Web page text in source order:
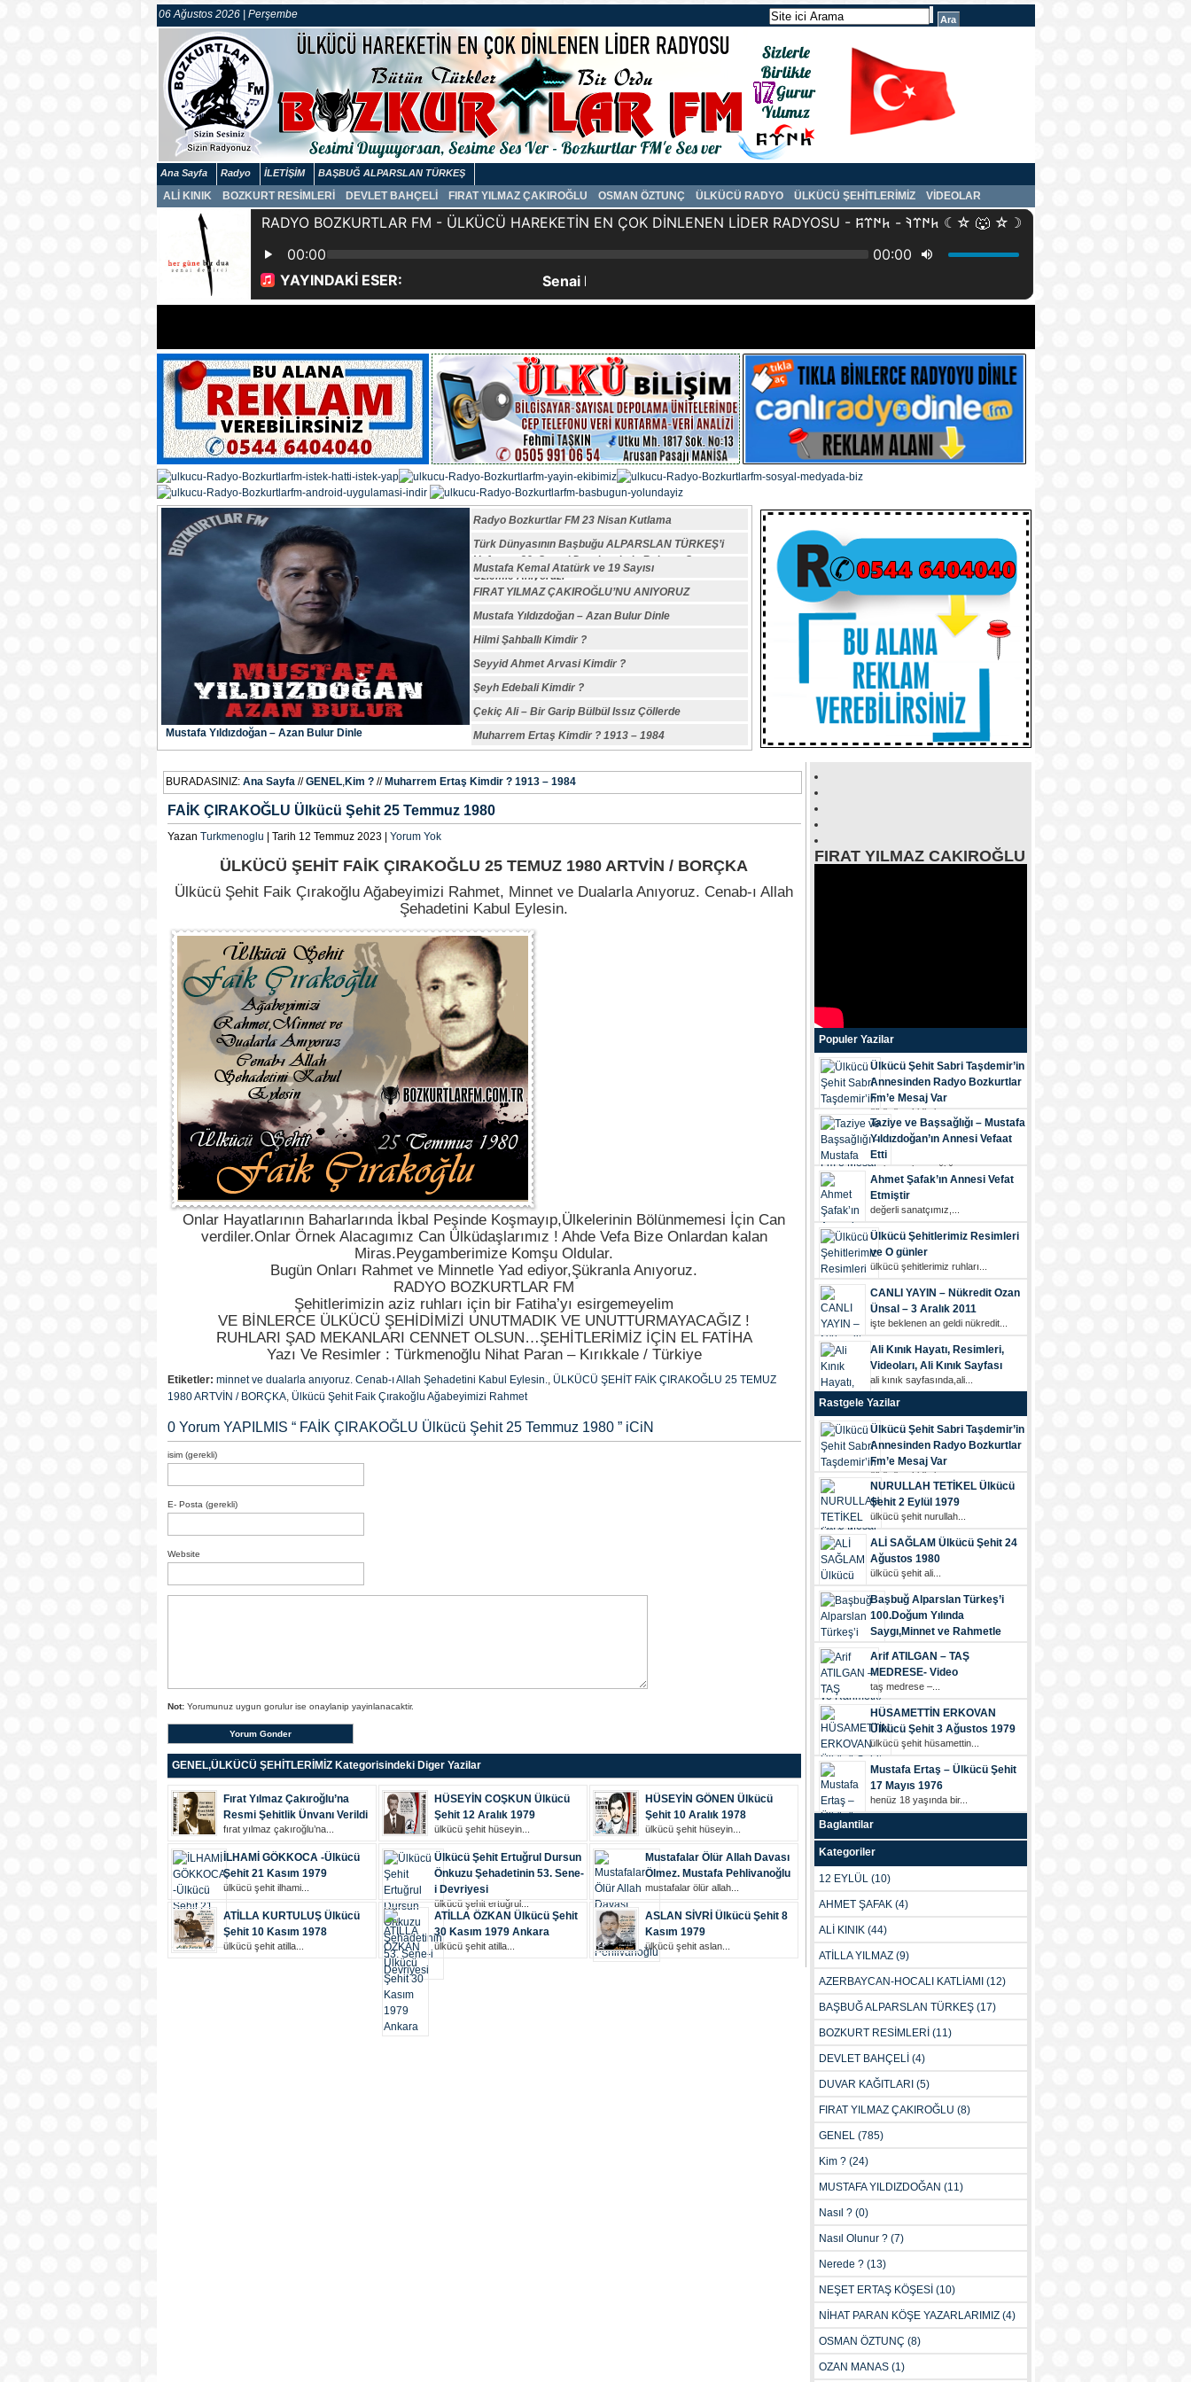
06 Ağustos 2026 | Perşembe
Ana Sayfa Radyo İLETİŞİM BAŞBUĞ ALPARSLAN TÜRKEŞ
ALİ KINIK BOZKURT RESİMLERİ DEVLET BAHÇELİ FIRAT YILMAZ ÇAKIROĞLU OSMAN ÖZTUNÇ ÜLKÜCÜ RADYO ÜLKÜCÜ ŞEHİTLERİMİZ VİDEOLAR
Mustafa Yıldızdoğan – Azan Bulur Dinle
Radyo Bozkurtlar FM 23 Nisan Kutlama
Türk Dünyasının Başbuğu ALPARSLAN TÜRKEŞ’i
Vefatının 29. Sene-i Devriyesinde Rahmet,Saygı ve
Özlemle Anıyoruz.
Mustafa Kemal Atatürk ve 19 Sayısı
FIRAT YILMAZ ÇAKIROĞLU’NU ANIYORUZ
Mustafa Yıldızdoğan – Azan Bulur Dinle
Hilmi Şahballı Kimdir ?
Seyyid Ahmet Arvasi Kimdir ?
Şeyh Edebali Kimdir ?
Çekiç Ali – Bir Garip Bülbül Issız Çöllerde
Muharrem Ertaş Kimdir ? 1913 – 1984
BURADASINIZ:Ana Sayfa //GENEL,Kim ?// Muharrem Ertaş Kimdir ? 1913 – 1984
FAİK ÇIRAKOĞLU Ülkücü Şehit 25 Temmuz 1980
Yazan Turkmenoglu | Tarih 12 Temmuz 2023 | Yorum Yok
ÜLKÜCÜ ŞEHİT FAİK ÇIRAKOĞLU 25 TEMUZ 1980 ARTVİN / BORÇKA
Ülkücü Şehit Faik Çırakoğlu Ağabeyimizi Rahmet, Minnet ve Dualarla Anıyoruz. Cenab-ı Allah
Şehadetini Kabul Eylesin.
Onlar Hayatlarının Baharlarında İkbal Peşinde Koşmayıp,Ülkelerinin Bölünmemesi İçin Can
verdiler.Onlar Örnek Alacagımız Can Ülküdaşlarımız ! Ahde Vefa Bize Onlardan kalan
Miras.Peygamberimize Komşu Oldular.
Bugün Onları Rahmet ve Minnetle Yad ediyor,Şükranla Anıyoruz.
RADYO BOZKURTLAR FM
Şehitlerimizin aziz ruhları için bir Fatiha’yı esirgemeyelim
VE BİNLERCE ÜLKÜCÜ ŞEHİDİMİZİ UNUTMADIK VE UNUTTURMAYACAĞIZ !
RUHLARI ŞAD MEKANLARI CENNET OLSUN…ŞEHİTLERİMİZ İÇİN EL FATİHA
Yazı Ve Resimler : Türkmenoğlu Nihat Paran – Kırıkkale / Türkiye
Etiketler: minnet ve dualarla anıyoruz. Cenab-ı Allah Şehadetini Kabul Eylesin., ÜLKÜCÜ ŞEHİT FAİK ÇIRAKOĞLU 25 TEMUZ
1980 ARTVİN / BORÇKA, Ülkücü Şehit Faik Çırakoğlu Ağabeyimizi Rahmet
0 Yorum YAPILMIS “FAİK ÇIRAKOĞLU Ülkücü Şehit 25 Temmuz 1980” iCiN
isim (gerekli)
E- Posta (gerekli)
Website
Not:Yorumunuz uygun gorulur ise onaylanip yayinlanacaktir.
GENEL,ÜLKÜCÜ ŞEHİTLERİMİZKategorisindeki Diger Yazilar
Fırat Yılmaz Çakıroğlu’na
Resmi Şehitlik Ünvanı Verildi
fırat yılmaz çakıroğlu’na...
HÜSEYİN COŞKUN Ülkücü
Şehit 12 Aralık 1979
ülkücü şehi̇t hüseyi̇n...
HÜSEYİN GÖNEN Ülkücü
Şehit 10 Aralık 1978
ülkücü şehi̇t hüseyi̇n...
İLHAMİ GÖKKOCA -Ülkücü
Şehit 21 Kasım 1979
ülkücü şehi̇t i̇lhami̇...
Ülkücü Şehit Ertuğrul Dursun
Önkuzu Şehadetinin 53. Sene-
i Devriyesi
ülkücü şehi̇t ertuğrul...
Mustafalar Ölür Allah Davası
Ölmez. Mustafa Pehlivanoğlu
mustafalar ölür allah...
ATİLLA KURTULUŞ Ülkücü
Şehit 10 Kasım 1978
ülkücü şehi̇t ati̇lla...
ATİLLA ÖZKAN Ülkücü Şehit
30 Kasım 1979 Ankara
ülkücü şehi̇t ati̇lla...
ASLAN SİVRİ Ülkücü Şehit 8
Kasım 1979
ülkücü şehi̇t aslan...
FIRAT YILMAZ CAKIROĞLU
Populer Yazilar
Ülkücü Şehit Sabri Taşdemir’in
Annesinden Radyo Bozkurtlar
Fm’e Mesaj Var
ülkücü şehi̇di̇mi̇z...
Taziye ve Başsağlığı – Mustafa
Yıldızdoğan’ın Annesi Vefaat
Etti
tazi̇ye ve başsağliği...
Ahmet Şafak’ın Annesi Vefat
Etmiştir
değerli sanatçımız,...
Ülkücü Şehitlerimiz Resimleri
ve O günler
ülkücü şehi̇tleri̇mi̇z ruhları...
CANLI YAYIN – Nükredit Ozan
Ünsal – 3 Aralık 2011
i̇şte beklenen an geldi̇ nükredi̇t...
Ali Kınık Hayatı, Resimleri,
Videoları, Ali Kınık Sayfası
ali kınık sayfasında,ali...
Rastgele Yazilar
Ülkücü Şehit Sabri Taşdemir’in
Annesinden Radyo Bozkurtlar
Fm’e Mesaj Var
ülkücü şehi̇di̇mi̇z...
NURULLAH TETİKEL Ülkücü
Şehit 2 Eylül 1979
ülkücü şehi̇t nurullah...
ALİ SAĞLAM Ülkücü Şehit 24
Ağustos 1980
ülkücü şehi̇t ali̇...
Başbuğ Alparslan Türkeş’i
100.Doğum Yılında
Saygı,Minnet ve Rahmetle
başbuğ alparslan türkeş’i...
Arif ATILGAN – TAŞ
MEDRESE- Video
taş medrese –...
HÜSAMETTİN ERKOVAN
Ülkücü Şehit 3 Ağustos 1979
ülkücü şehi̇t hüsametti̇n...
Mustafa Ertaş – Ülkücü Şehit
17 Mayıs 1976
henüz 18 yaşinda bi̇r...
Baglantilar
Kategoriler
12 EYLÜL (10)
AHMET ŞAFAK (4)
ALİ KINIK (44)
ATİLLA YILMAZ (9)
AZERBAYCAN-HOCALI KATLİAMI (12)
BAŞBUĞ ALPARSLAN TÜRKEŞ (17)
BOZKURT RESİMLERİ (11)
DEVLET BAHÇELİ (4)
DUVAR KAĞITLARI (5)
FIRAT YILMAZ ÇAKIROĞLU (8)
GENEL (785)
Kim ? (24)
MUSTAFA YILDIZDOĞAN (11)
Nasıl ? (0)
Nasıl Olunur ? (7)
Nerede ? (13)
NEŞET ERTAŞ KÖŞESİ (10)
NİHAT PARAN KÖŞE YAZARLARIMIZ (4)
OSMAN ÖZTUNÇ (8)
OZAN MANAS (1)